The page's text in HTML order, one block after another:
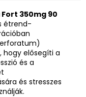
350mg 90
étrend-
hogy elősegíti a
és a
és stresszes